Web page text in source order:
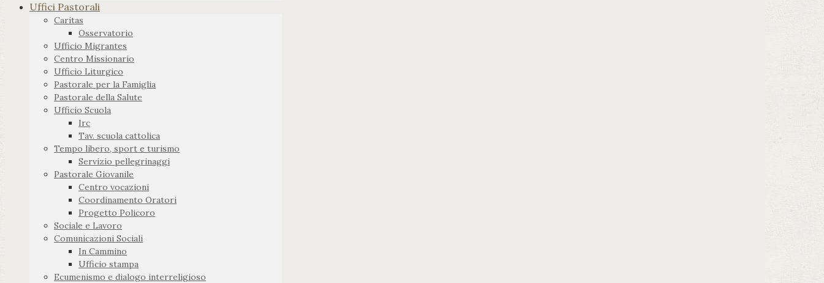
Uffici Pastorali
Caritas
Osservatorio
Ufficio Migrantes
Centro Missionario
Ufficio Liturgico
Pastorale per la Famiglia
Pastorale della Salute
Ufficio Scuola
Irc
Tav. scuola cattolica
Tempo libero, sport e turismo
Servizio pellegrinaggi
Pastorale Giovanile
Centro vocazioni
Coordinamento Oratori
Progetto Policoro
Sociale e Lavoro
Comunicazioni Sociali
In Cammino
Ufficio stampa
Ecumenismo e dialogo interreligioso